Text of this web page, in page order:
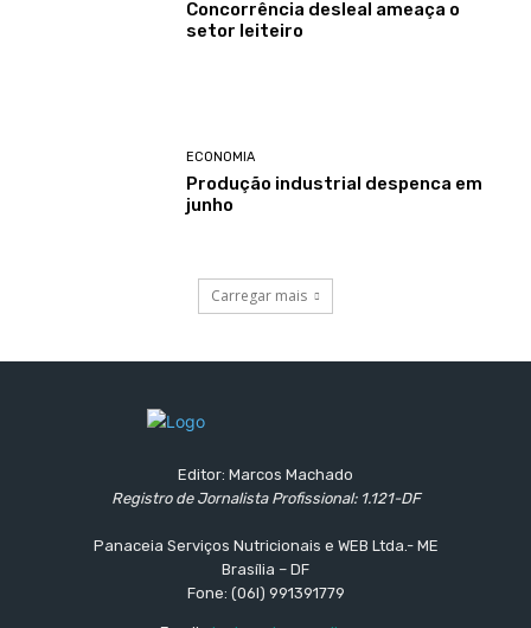
Concorrência desleal ameaça o
setor leiteiro
ECONOMIA
Produção industrial despenca em
junho
Carregar mais
Editor: Marcos Machado
Registro de Jornalista Profissional: 1.121-DF
Panaceia Serviços Nutricionais e WEB Ltda.- ME
Brasília – DF
Fone: (06l) 991391779